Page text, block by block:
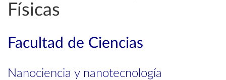
Físicas
Facultad de Ciencias
Nanociencia y nanotecnología